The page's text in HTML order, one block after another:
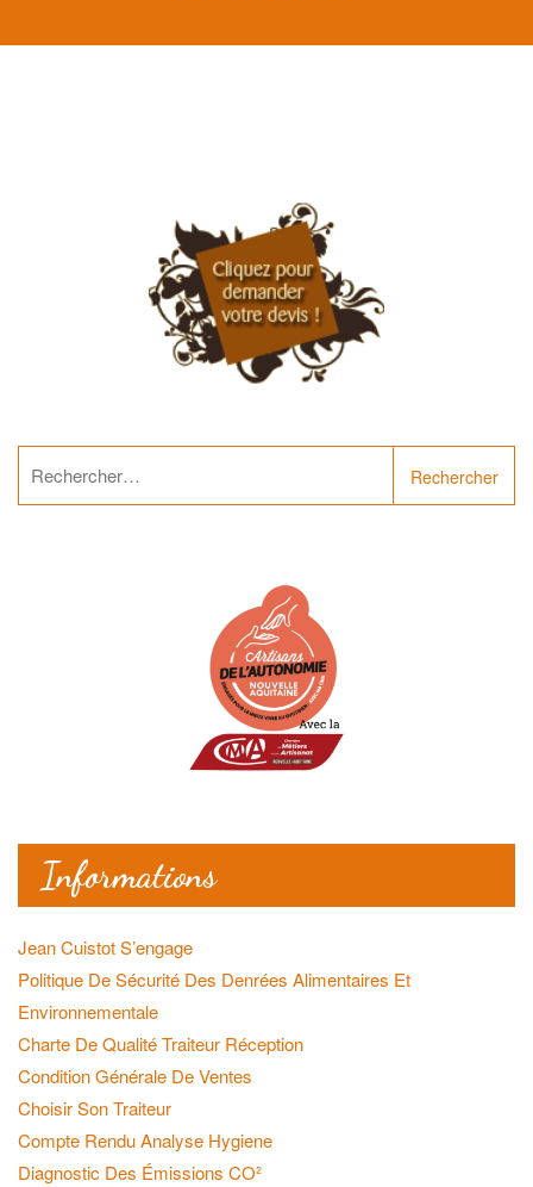
Informations
Jean Cuistot S’engage
Politique De Sécurité Des Denrées Alimentaires Et
Environnementale
Charte De Qualité Traiteur Réception
Condition Générale De Ventes
Choisir Son Traiteur
Compte Rendu Analyse Hygiene
Diagnostic Des Émissions CO²